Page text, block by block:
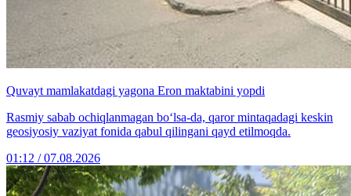
Quvayt mamlakatdagi yagona Eron maktabini yopdi
Rasmiy sabab ochiqlanmagan bo‘lsa-da, qaror mintaqadagi keskin
geosiyosiy vaziyat fonida qabul qilingani qayd etilmoqda.
01:12 / 07.08.2026